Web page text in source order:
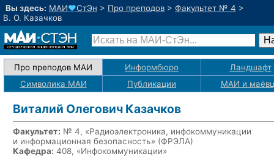
Вы здесь: МАИ♥СтЭн > Про преподов > Факультет № 4 >
В. О. Казачков
Про преподов МАИ Информбюро
Ландшафт
Символика МАИ
Публикации МАИ и
Виталий Олегович Казачков
Факультет: № 4, «Радиоэлектроника, инфокоммуникации
и информационная безопасность» (ФРЭЛА)
Кафедра: 408, «Инфокоммуникации»